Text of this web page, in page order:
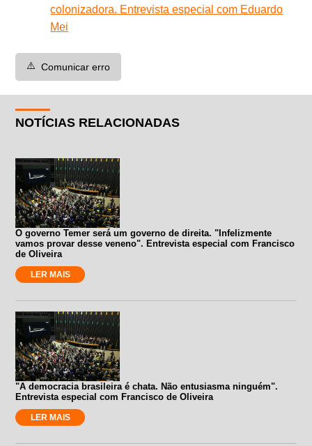
colonizadora. Entrevista especial com Eduardo
Mei
⚠️ Comunicar erro
NOTÍCIAS RELACIONADAS
O governo Temer será um governo de direita. "Infelizmente
vamos provar desse veneno". Entrevista especial com Francisco
de Oliveira
LER MAIS
"A democracia brasileira é chata. Não entusiasma ninguém".
Entrevista especial com Francisco de Oliveira
LER MAIS